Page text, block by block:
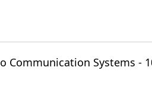
Communication Systems -